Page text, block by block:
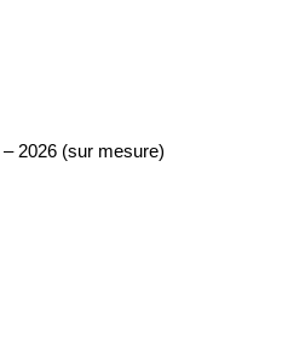
2026 (sur mesure)